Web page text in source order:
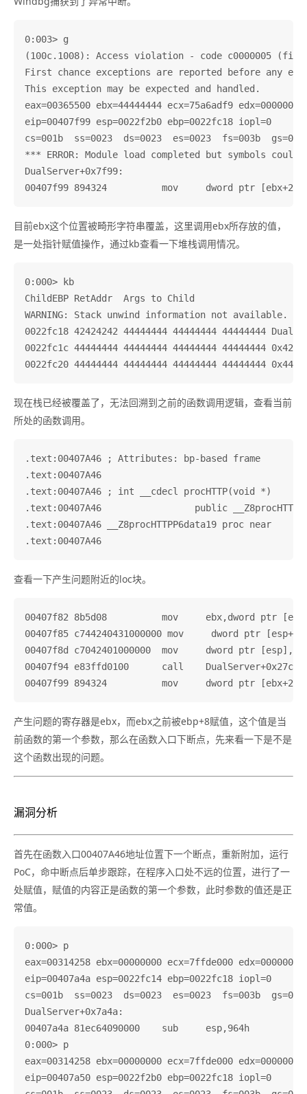
0:003> g
(100c.1008): Access violation - code c0000005
First chance exceptions are reported before any
This exception may be expected and handled.
eax=00365500 ebx=44444444 ecx=75a6adf9
eip=00407f99 esp=0022f2b0 ebp=0022fc18 iopl=0
cs=001b  ss=0023  ds=0023  es=0023  fs=003b
*** ERROR: Module load completed but symbols
DualServer+0x7f99:
目前ebx这个位置被畸形字符串覆盖，这里调用ebx所存放的值，
是一处指针赋值操作，通过kb查看一下堆栈调用情况。
0:000> kb
ChildEBP RetAddr  Args to Child
WARNING: Stack unwind information not available.
0022fc18 42424242 44444444 44444444 44444444
0022fc1c 44444444 44444444 44444444 44444444
现在栈已经被覆盖了，无法回溯到之前的函数调用逻辑，查看当前
所处的函数调用。
.text:00407A46 ; Attributes: bp-based frame
.text:00407A46
.text:00407A46 ; int __cdecl procHTTP(void *)
.text:00407A46                 public
.text:00407A46 __Z8procHTTPP6data19 proc near
查看一下产生问题附近的loc块。
00407f82 8b5d08          mov     ebx,dword ptr
00407f85 c744240431000000 mov     dword ptr
00407f8d c7042401000000  mov     dword ptr [esp],1
00407f94 e83ffd0100      call    DualServer+0x27cd8
产生问题的寄存器是ebx，而ebx之前被ebp+8赋值，这个值是当
前函数的第一个参数，那么在函数入口下断点，先来看一下是不是
这个函数出现的问题。
漏洞分析
首先在函数入口00407A46地址位置下一个断点，重新附加，运行
PoC，命中断点后单步跟踪，在程序入口处不远的位置，进行了一
处赋值，赋值的内容正是函数的第一个参数，此时参数的值还是正
常值。
0:000> p
eax=00314258 ebx=00000000 ecx=7ffde000
eip=00407a4a esp=0022fc14 ebp=0022fc18 iopl=0
cs=001b  ss=0023  ds=0023  es=0023  fs=003b
DualServer+0x7a4a:
00407a4a 81ec64090000    sub     esp,964h
0:000> p
eax=00314258 ebx=00000000 ecx=7ffde000
eip=00407a50 esp=0022f2b0 ebp=0022fc18 iopl=0